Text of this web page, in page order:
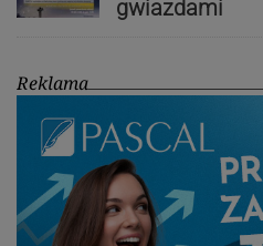
gwiazdami
Reklama